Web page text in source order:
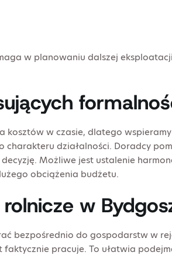
w planowaniu dalszej
kosztów w czasie, dlatego
działalności. Doradcy
Możliwe jest ustalenie
obciążenia budżetu.
w
bezpośrednio do gospodarstw w
pracuje. To ułatwia